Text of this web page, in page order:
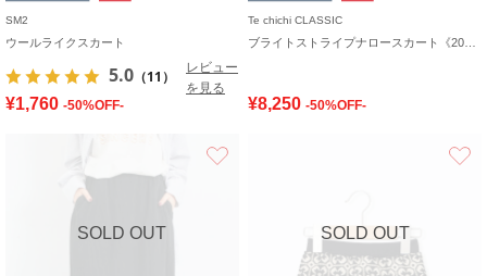
SM2
ウールライクスカート
5.0 （11）
レビュー
を見る
¥1,760 -50%OFF-
Te chichi CLASSIC
¥8,250 -50%OFF-
SOLD OUT SOLD OUT